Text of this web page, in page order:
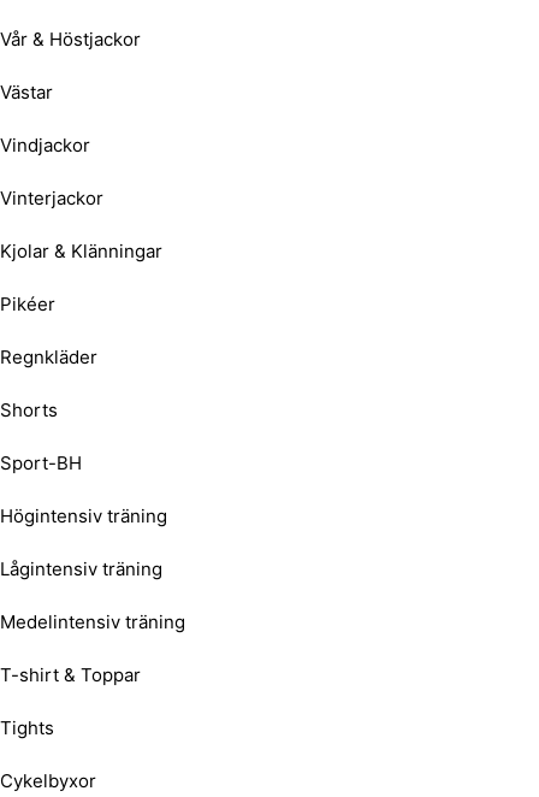
Vår & Höstjackor
Västar
Vindjackor
Vinterjackor
Kjolar & Klänningar
Pikéer
Regnkläder
Shorts
Sport-BH
Högintensiv träning
Lågintensiv träning
Medelintensiv träning
T-shirt & Toppar
Tights
Cykelbyxor